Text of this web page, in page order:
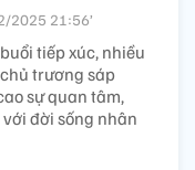
2025 21:56’
tiếp xúc, nhiều
trương sáp
sự quan tâm,
đời sống nhân